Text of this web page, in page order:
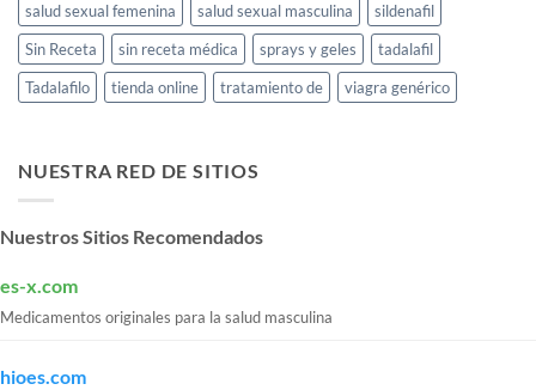
salud sexual femenina
salud sexual masculina
sildenafil
Sin Receta
sin receta médica sprays y geles
tadalafil
Tadalafilo
tienda online tratamiento de viagra genérico
NUESTRA RED DE SITIOS
Nuestros Sitios Recomendados
es-x.com
Medicamentos originales para la salud masculina
hioes.com